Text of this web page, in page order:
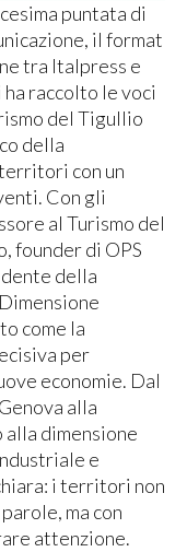
puntata di
il format
tra Italpress e
raccolto le voci
del Tigullio
della
con un
Con gli
al Turismo del
founder di OPS
della
come la
per
economie. Dal
alla
dimensione
e
i territori non
ma con
attenzione.